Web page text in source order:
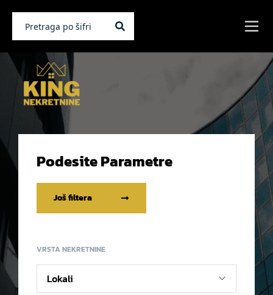
Podesite Parametre
Još filtera
VRSTA NEKRETNINE